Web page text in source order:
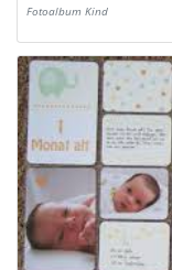
Fotoalbum Kind